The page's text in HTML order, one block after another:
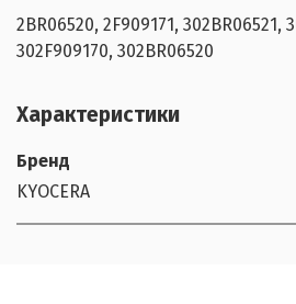
2BR06520, 2F909171, 302BR06521,
302F909170, 302BR06520
Характеристики
Бренд
KYOCERA